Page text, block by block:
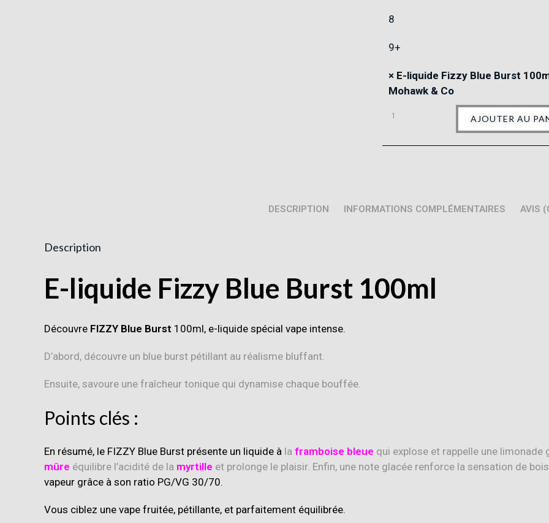
8
9+
× E-liquide Fizzy Blue Burst
Mohawk & Co
AJOUTER AU
DESCRIPTION INFORMATIONS COMPLÉMENTAIRES AVIS
Description
E-liquide Fizzy Blue Burst 100ml
Découvre FIZZY Blue Burst 100ml, e-liquide spécial vape intense.
D’abord, découvre un blue burst pétillant au réalisme bluffant.
Ensuite, savoure une fraîcheur tonique qui dynamise chaque bouffée.
Points clés :
En résumé, le FIZZY Blue Burst présente un liquide à la framboise bleue qui explose et rappelle une limonade
mûre équilibre l’acidité de la myrtille et prolonge le plaisir. Enfin, une note glacée renforce la sensation de
vapeur grâce à son ratio PG/VG 30/70.
Vous ciblez une vape fruitée, pétillante, et parfaitement équilibrée.